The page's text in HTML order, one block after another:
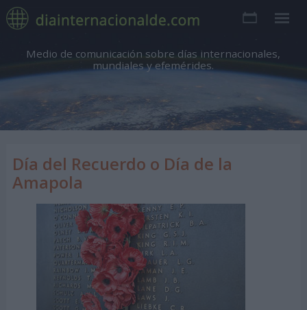
Medio de comunicación sobre días internacionales,
mundiales y efemérides.
Día del Recuerdo o Día de la
Amapola